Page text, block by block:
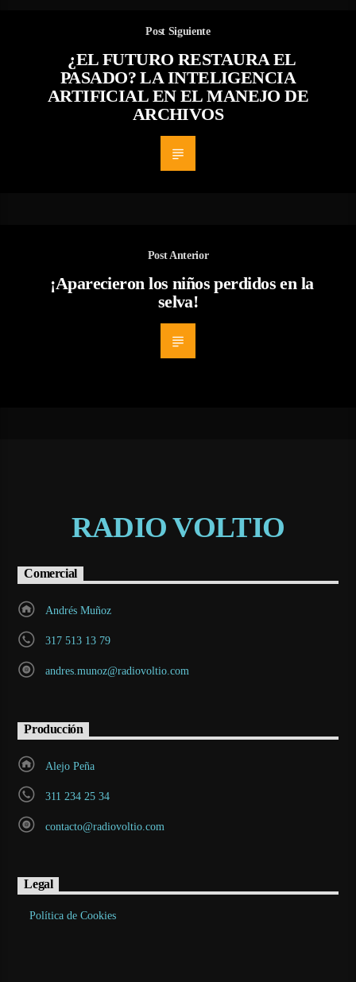
Post Siguiente
¿EL FUTURO RESTAURA EL
PASADO? LA INTELIGENCIA
ARTIFICIAL EN EL MANEJO DE
ARCHIVOS
Post Anterior
¡Aparecieron los niños perdidos en la
selva!
RADIO VOLTIO
Comercial
Andrés Muñoz
317 513 13 79
andres.munoz@radiovoltio.com
Producción
Alejo Peña
311 234 25 34
contacto@radiovoltio.com
Legal
Política de Cookies